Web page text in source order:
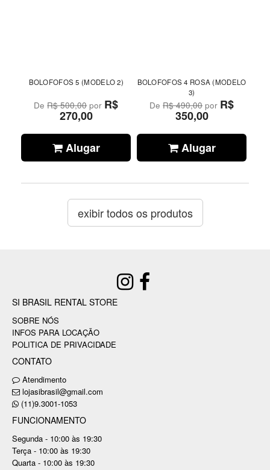
BOLOFOFOS 5 (MODELO 2)
DeR$ 500,00por R$
270,00
Alugar
BOLOFOFOS 4 ROSA (MODELO
3)
DeR$ 490,00 por R$
350,00
Alugar
exibir todos os produtos
SI BRASIL RENTAL STORE
SOBRE NÓS
INFOS PARA LOCAÇÃO
POLITICA DE PRIVACIDADE
CONTATO
Atendimento
lojasibrasil@gmail.com
(11)9.3001-1053
FUNCIONAMENTO
Segunda - 10:00 às 19:30
Terça - 10:00 às 19:30
Quarta - 10:00 às 19:30